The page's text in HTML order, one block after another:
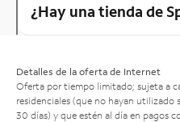
¿Hay una tienda de
Detalles de la oferta de Internet
Oferta por tiempo limitado; sujeta a
residenciales (que no hayan
30 días) y que estén al día en pagos